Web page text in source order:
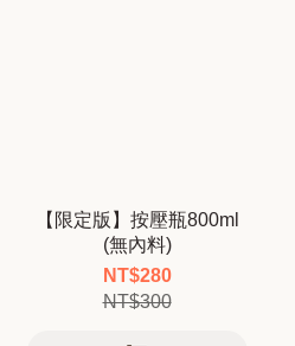
【限定版】按壓瓶800ml
(無內料)
NT$280
NT$300